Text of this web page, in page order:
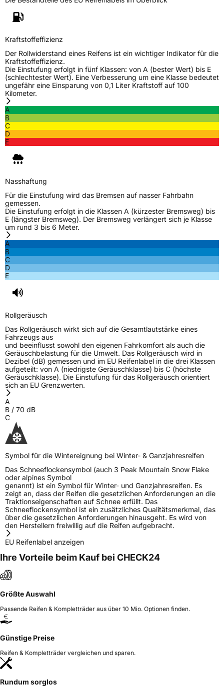
M+S
EU Label
EffizienzD
Nasshaftung
Fahrzeugklasse
EisgripNein
EPREL ID 2117501
Allgemeine Produktsicherheit (GPSR)
Kraftstoffeffizienz
Der Rollwiderstand eines Reifens ist ein wichtiger Indikator für die
Kraftstoffeffizienz.
Die Einstufung erfolgt in fünf Klassen: von A (bester Wert) bis E
(schlechtester Wert). Eine Verbesserung um eine Klasse bedeutet
ungefähr eine Einsparung von 0,1 Liter Kraftstoff auf 100
Kilometer.
A
B
C
D
E
Nasshaftung
Für die Einstufung wird das Bremsen auf nasser Fahrbahn
gemessen.
Die Einstufung erfolgt in die Klassen A (kürzester Bremsweg) bis
E (längster Bremsweg). Der Bremsweg verlängert sich je Klasse
um rund 3 bis 6 Meter.
A
B
C
D
E
Rollgeräusch
Das Rollgeräusch wirkt sich auf die Gesamtlautstärke eines
Fahrzeugs aus
und beeinflusst sowohl den eigenen Fahrkomfort als auch die
Geräuschbelastung für die Umwelt. Das Rollgeräusch wird in
Dezibel (dB) gemessen und im EU Reifenlabel in die drei Klassen
aufgeteilt: von A (niedrigste Geräuschklasse) bis C (höchste
Geräuschklasse). Die Einstufung für das Rollgeräusch orientiert
sich an EU Grenzwerten.
A
B / 70 dB
C
Symbol für die Wintereignung bei Winter- & Ganzjahresreifen
Das Schneeflockensymbol (auch 3 Peak Mountain Snow Flake
oder alpines Symbol
genannt) ist ein Symbol für Winter- und Ganzjahresreifen. Es
zeigt an, dass der Reifen die gesetzlichen Anforderungen an die
Traktionseigenschaften auf Schnee erfüllt. Das
Schneeflockensymbol ist ein zusätzliches Qualitätsmerkmal, das
über die gesetzlichen Anforderungen hinausgeht. Es wird von
den Herstellern freiwillig auf die Reifen aufgebracht.
EU Reifenlabel anzeigen
Ihre Vorteile beim Kauf bei CHECK24
Größte Auswahl
Passende Reifen & Kompletträder aus über 10 Mio. Optionen finden.
Günstige Preise
Reifen & Kompletträder vergleichen und sparen.
Rundum sorglos